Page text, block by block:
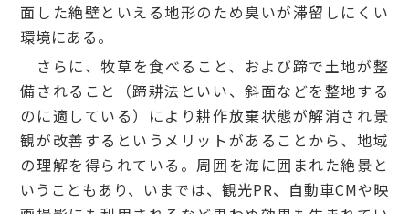
面した絶壁といえる地形のため臭いが滞留しにくい
環境にある。
さらに、牧草を食べること、および蹄で土地が整
備されること（蹄耕法といい、斜面などを整地する
のに適している）により耕作放棄状態が解消され景
観が改善するというメリットがあることから、地域
の理解を得られている。周囲を海に囲まれた絶景と
いうこともあり、いまでは、観光PR、自動車CMや映